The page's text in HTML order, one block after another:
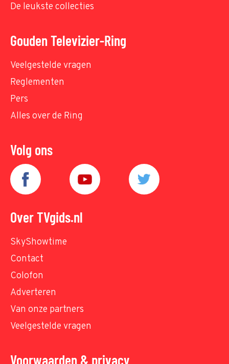
De leukste collecties
Gouden Televizier-Ring
Veelgestelde vragen
Reglementen
Pers
Alles over de Ring
Volg ons
Over TVgids.nl
SkyShowtime
Contact
Colofon
Adverteren
Van onze partners
Veelgestelde vragen
Voorwaarden & privacy